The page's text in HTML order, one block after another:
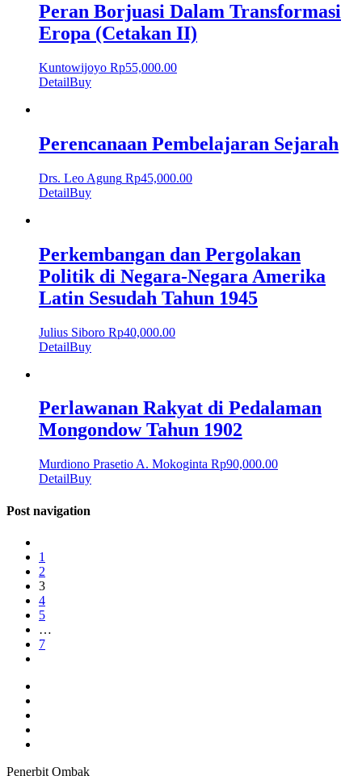
Peran Borjuasi Dalam Transformasi
Eropa (Cetakan II)
Kuntowijoyo Rp55,000.00
DetailBuy
Perencanaan Pembelajaran Sejarah
Drs. Leo Agung Rp45,000.00
DetailBuy
Perkembangan dan Pergolakan
Politik di Negara-Negara Amerika
Latin Sesudah Tahun 1945
Julius Siboro Rp40,000.00
DetailBuy
Perlawanan Rakyat di Pedalaman
Mongondow Tahun 1902
Murdiono Prasetio A. Mokoginta Rp90,000.00
DetailBuy
Post navigation
1
2
3
4
5
…
7
Penerbit Ombak